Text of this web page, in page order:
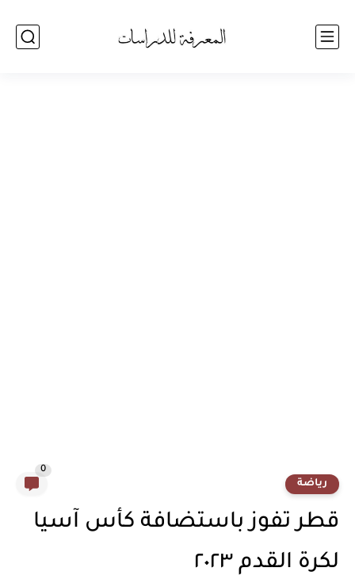
رياضة
0
قطر تفوز باستضافة كأس آسيا
لكرة القدم ٢٠٢٣